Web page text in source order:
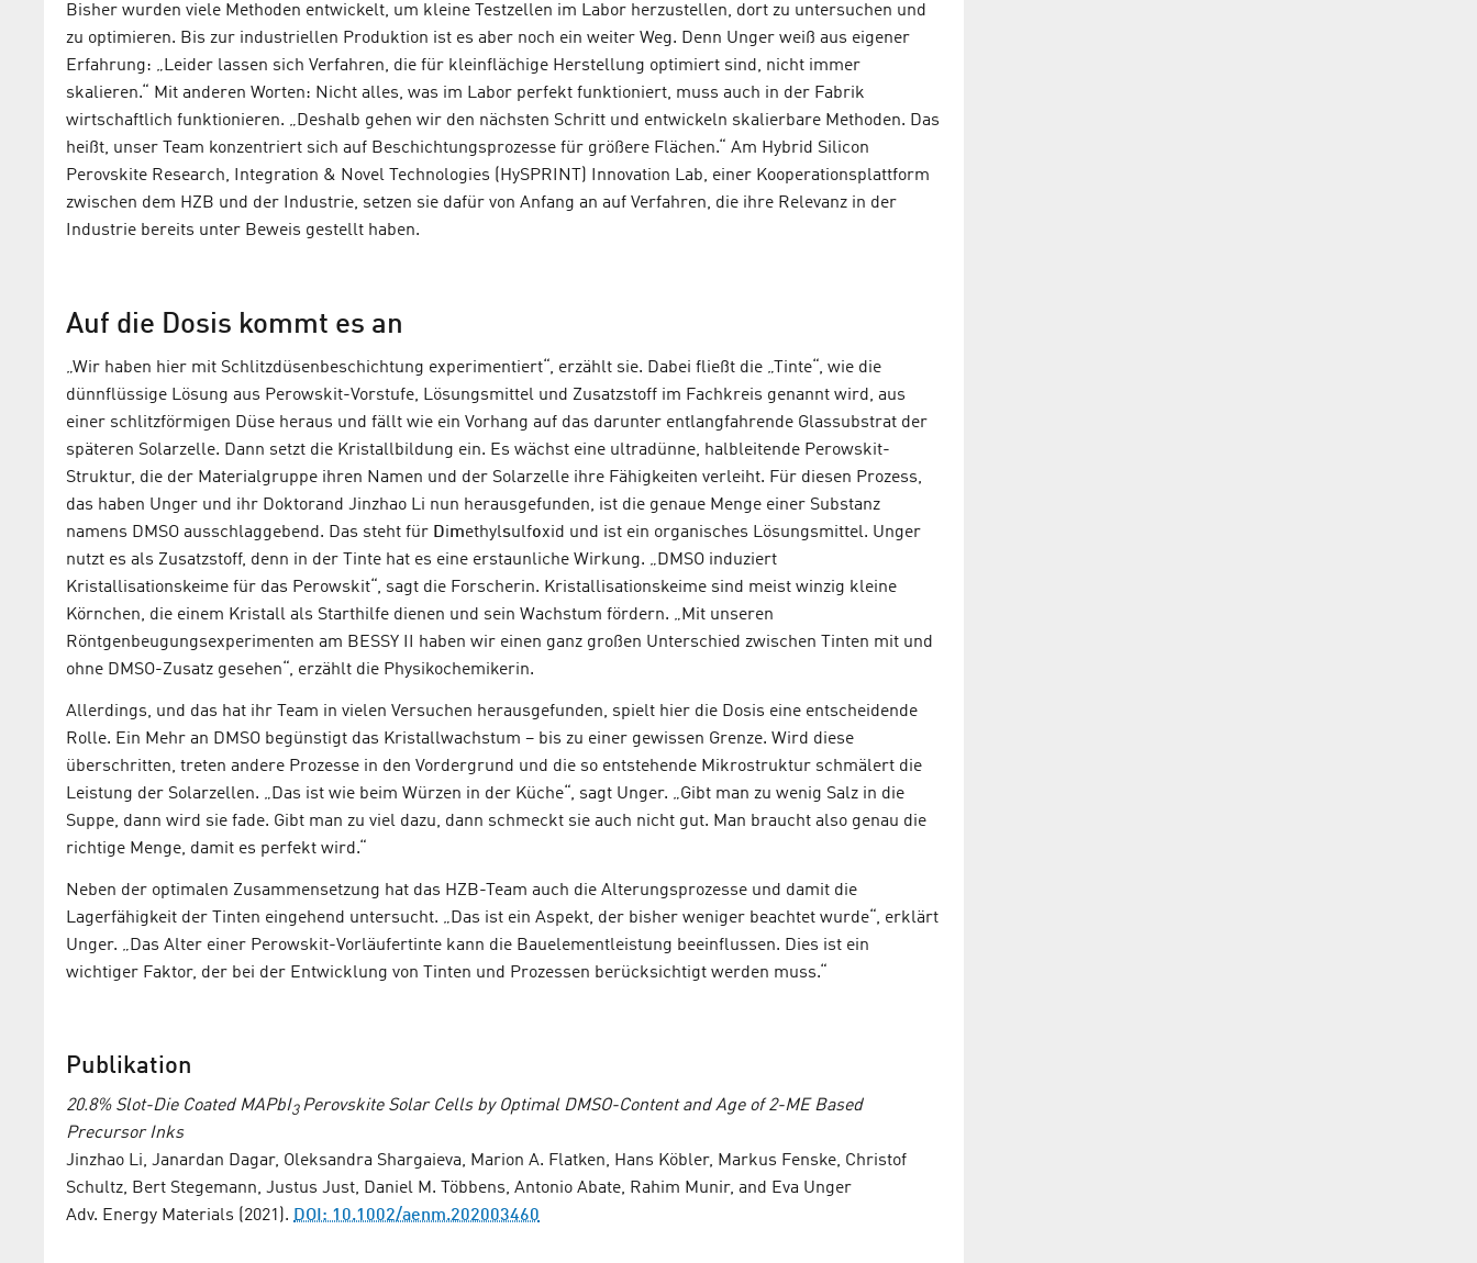
Bisher wurden viele Methoden entwickelt, um kleine Testzellen im Labor herzustellen, dort zu untersuchen und
zu optimieren. Bis zur industriellen Produktion ist es aber noch ein weiter Weg. Denn Unger weiß aus eigener
Erfahrung: „Leider lassen sich Verfahren, die für kleinflächige Herstellung optimiert sind, nicht immer
skalieren.“ Mit anderen Worten: Nicht alles, was im Labor perfekt funktioniert, muss auch in der Fabrik
wirtschaftlich funktionieren. „Deshalb gehen wir den nächsten Schritt und entwickeln skalierbare Methoden. Das
heißt, unser Team konzentriert sich auf Beschichtungsprozesse für größere Flächen.“ Am Hybrid Silicon
Perovskite Research, Integration & Novel Technologies (HySPRINT) Innovation Lab, einer Kooperationsplattform
zwischen dem HZB und der Industrie, setzen sie dafür von Anfang an auf Verfahren, die ihre Relevanz in der
Industrie bereits unter Beweis gestellt haben.
Auf die Dosis kommt es an
„Wir haben hier mit Schlitzdüsenbeschichtung experimentiert“, erzählt sie. Dabei fließt die „Tinte“, wie die
dünnflüssige Lösung aus Perowskit-Vorstufe, Lösungsmittel und Zusatzstoff im Fachkreis genannt wird, aus
einer schlitzförmigen Düse heraus und fällt wie ein Vorhang auf das darunter entlangfahrende Glassubstrat der
späteren Solarzelle. Dann setzt die Kristallbildung ein. Es wächst eine ultradünne, halbleitende Perowskit-
Struktur, die der Materialgruppe ihren Namen und der Solarzelle ihre Fähigkeiten verleiht. Für diesen Prozess,
das haben Unger und ihr Doktorand Jinzhao Li nun herausgefunden, ist die genaue Menge einer Substanz
namens DMSO ausschlaggebend. Das steht für Dimethylsulfoxid und ist ein organisches Lösungsmittel. Unger
nutzt es als Zusatzstoff, denn in der Tinte hat es eine erstaunliche Wirkung. „DMSO induziert
Kristallisationskeime für das Perowskit“, sagt die Forscherin. Kristallisationskeime sind meist winzig kleine
Körnchen, die einem Kristall als Starthilfe dienen und sein Wachstum fördern. „Mit unseren
Röntgenbeugungsexperimenten am BESSY II haben wir einen ganz großen Unterschied zwischen Tinten mit und
ohne DMSO-Zusatz gesehen“, erzählt die Physikochemikerin.
Allerdings, und das hat ihr Team in vielen Versuchen herausgefunden, spielt hier die Dosis eine entscheidende
Rolle. Ein Mehr an DMSO begünstigt das Kristallwachstum – bis zu einer gewissen Grenze. Wird diese
überschritten, treten andere Prozesse in den Vordergrund und die so entstehende Mikrostruktur schmälert die
Leistung der Solarzellen. „Das ist wie beim Würzen in der Küche“, sagt Unger. „Gibt man zu wenig Salz in die
Suppe, dann wird sie fade. Gibt man zu viel dazu, dann schmeckt sie auch nicht gut. Man braucht also genau die
richtige Menge, damit es perfekt wird.“
Neben der optimalen Zusammensetzung hat das HZB-Team auch die Alterungsprozesse und damit die
Lagerfähigkeit der Tinten eingehend untersucht. „Das ist ein Aspekt, der bisher weniger beachtet wurde“, erklärt
Unger. „Das Alter einer Perowskit-Vorläufertinte kann die Bauelementleistung beeinflussen. Dies ist ein
wichtiger Faktor, der bei der Entwicklung von Tinten und Prozessen berücksichtigt werden muss.“
Publikation
20.8% Slot-Die Coated MAPbI3 Perovskite Solar Cells by Optimal DMSO-Content and Age of 2-ME Based
Precursor Inks
Jinzhao Li, Janardan Dagar, Oleksandra Shargaieva, Marion A. Flatken, Hans Köbler, Markus Fenske, Christof
Schultz, Bert Stegemann, Justus Just, Daniel M. Többens, Antonio Abate, Rahim Munir, and Eva Unger
Adv. Energy Materials (2021). DOI: 10.1002/aenm.202003460